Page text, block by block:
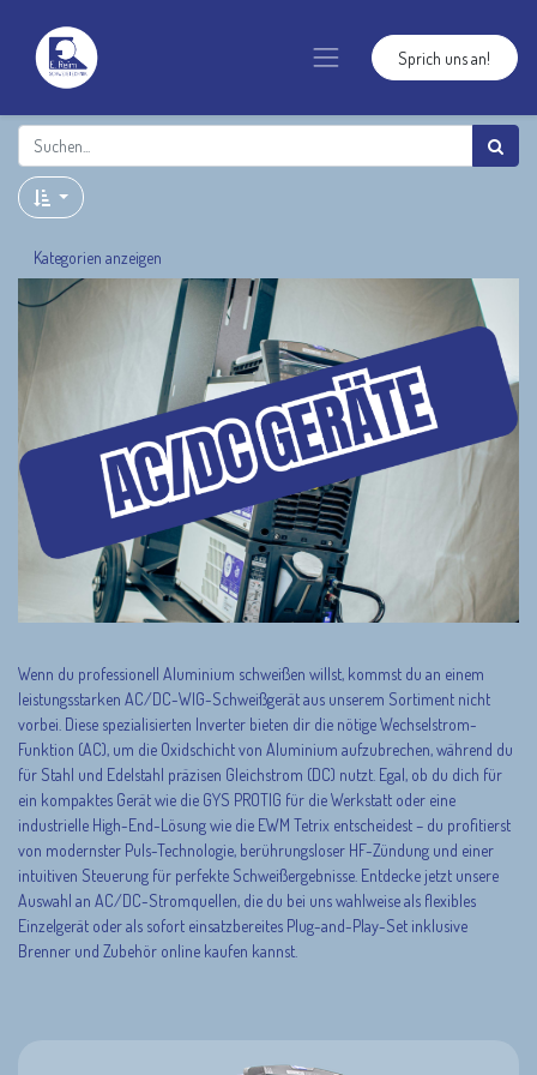
Sprich uns an!
Kategorien anzeigen
Wenn du professionell Aluminium schweißen willst, kommst du an einem
leistungsstarken AC/DC-WIG-Schweißgerät aus unserem Sortiment nicht
vorbei. Diese spezialisierten Inverter bieten dir die nötige Wechselstrom-
Funktion (AC), um die Oxidschicht von Aluminium aufzubrechen, während du
für Stahl und Edelstahl präzisen Gleichstrom (DC) nutzt. Egal, ob du dich für
ein kompaktes Gerät wie die GYS PROTIG für die Werkstatt oder eine
industrielle High-End-Lösung wie die EWM Tetrix entscheidest – du profitierst
von modernster Puls-Technologie, berührungsloser HF-Zündung und einer
intuitiven Steuerung für perfekte Schweißergebnisse. Entdecke jetzt unsere
Auswahl an AC/DC-Stromquellen, die du bei uns wahlweise als flexibles
Einzelgerät oder als sofort einsatzbereites Plug-and-Play-Set inklusive
Brenner und Zubehör online kaufen kannst.